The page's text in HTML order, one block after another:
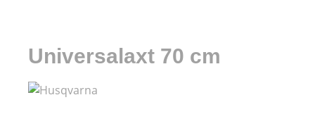
Universalaxt 70 cm